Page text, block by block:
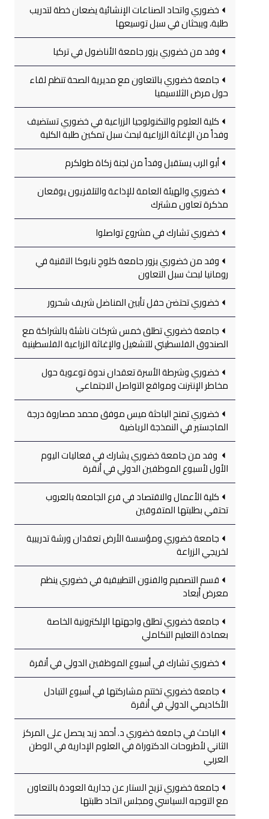
خضوري واتحاد الصناعات الإنشائية يضعان خطة لتدريب
طلبة، ويبحثان في سبل توسيعها
وفد من خضوري يزور جامعة الأناضول في تركيا
جامعة خضوري بالتعاون مع مديرية الصحة تنظم لقاء
حول مرض الثلاسيميا
كلية العلوم والتكنولوجيا الزراعية في خضوري تستضيف
وفداً من الإغاثة الزراعية لبحث سبل تمكين طلبة الكلية
أبو الرب يستقبل وفداً من لجنة زكاة طولكرم
خضوري والهيئة العامة للإذاعة والتلفزيون يوقعان
مذكرة تعاون مشترك
خضوري تشارك في مشروع تواصلوا
وفد من خضوري يزور جامعة كلوج نابوكا التقنية في
رومانيا لبحث سبل التعاون
خضوري تحتضن حفل تأبين المناضل شريف شحرور
جامعة خضوري تطلق خمس شركات ناشئة بالشراكة مع
الصندوق الفلسطيني للتشغيل والإغاثة الزراعية الفلسطينية
خضوري وشرطة الأسرة تعقدان ندوة توعوية حول
مخاطر الإنترنت ومواقع التواصل الاجتماعي
خضوري تمنح الباحثة ميس موفق محمد مصاروة درجة
الماجستير في النمذجة الرياضية
وفد من جامعة خضوري يشارك في فعاليات اليوم
الأول لأسبوع الموظفين الدولي في أنقرة
كلية الأعمال والاقتصاد في فرع الجامعة بالعروب
تحتفي بطلبتها المتفوقين
جامعة خضوري ومؤسسة الأرض تعقدان ورشة تدريبية
لخريجي الزراعة
قسم التصميم والفنون التطبيقية في خضوري ينظم
معرض أبعاد
جامعة خضوري تطلق واجهتها الإلكترونية الخاصة
بعمادة التعليم التكاملي
خضوري تشارك في أسبوع الموظفين الدولي في أنقرة
جامعة خضوري تختتم مشاركتها في أسبوع التبادل
الأكاديمي الدولي في أنقرة
الباحث في جامعة خضوري د. أحمد زيد يحصل على المركز
الثاني لأطروحات الدكتوراة في العلوم الإدارية في الوطن
العربي
جامعة خضوري تزيح الستار عن جدارية العودة بالتعاون
مع التوجيه السياسي ومجلس اتحاد طلبتها